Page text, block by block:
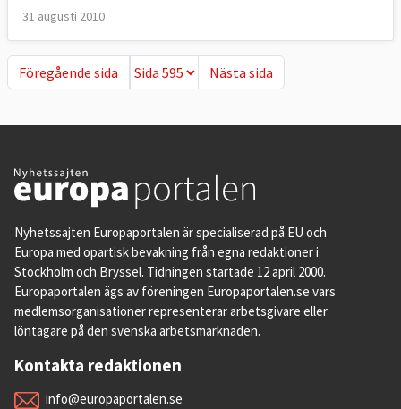
31 augusti 2010
Föregående sida
Föregående sida Nästa sida
Nästa sida
Nyhetssajten Europaportalen är specialiserad på EU och
Europa med opartisk bevakning från egna redaktioner i
Stockholm och Bryssel. Tidningen startade 12 april 2000.
Europaportalen ägs av föreningen Europaportalen.se vars
medlemsorganisationer representerar arbetsgivare eller
löntagare på den svenska arbetsmarknaden.
Kontakta redaktionen
info@europaportalen.se